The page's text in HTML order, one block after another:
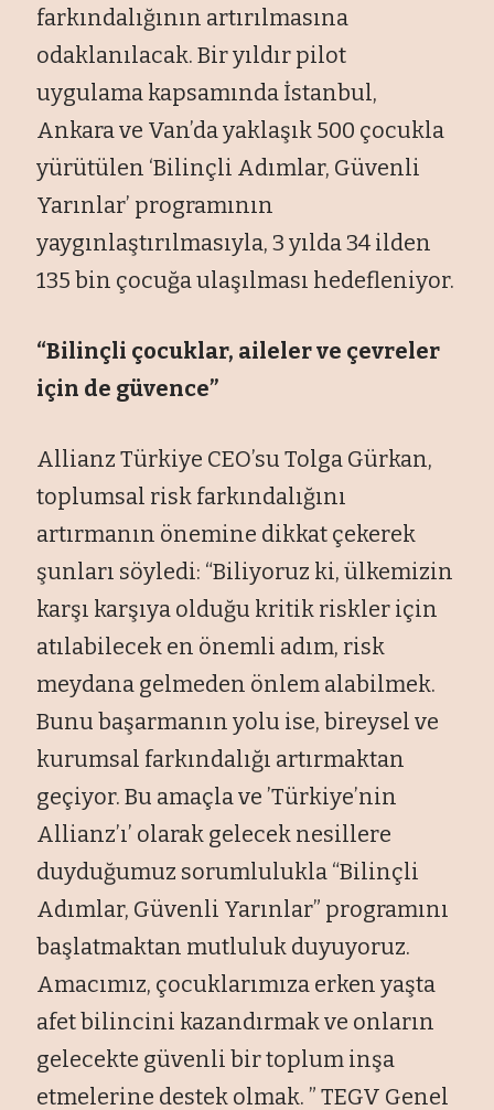
farkındalığının artırılmasına
odaklanılacak. Bir yıldır pilot
uygulama kapsamında İstanbul,
Ankara ve Van’da yaklaşık 500 çocukla
yürütülen ‘Bilinçli Adımlar, Güvenli
Yarınlar’ programının
yaygınlaştırılmasıyla, 3 yılda 34 ilden
135 bin çocuğa ulaşılması hedefleniyor.
“Bilinçli çocuklar, aileler ve çevreler
için de güvence”
Allianz Türkiye CEO’su Tolga Gürkan,
toplumsal risk farkındalığını
artırmanın önemine dikkat çekerek
şunları söyledi: “Biliyoruz ki, ülkemizin
karşı karşıya olduğu kritik riskler için
atılabilecek en önemli adım, risk
meydana gelmeden önlem alabilmek.
Bunu başarmanın yolu ise, bireysel ve
kurumsal farkındalığı artırmaktan
geçiyor. Bu amaçla ve ’Türkiye’nin
Allianz’ı’ olarak gelecek nesillere
duyduğumuz sorumlulukla “Bilinçli
Adımlar, Güvenli Yarınlar” programını
başlatmaktan mutluluk duyuyoruz.
Amacımız, çocuklarımıza erken yaşta
afet bilincini kazandırmak ve onların
gelecekte güvenli bir toplum inşa
etmelerine destek olmak. ” TEGV Genel